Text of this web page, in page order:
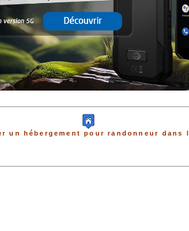
un hébergement pour randonneur dans